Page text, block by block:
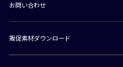
お問い合わせ
販促素材ダウンロード